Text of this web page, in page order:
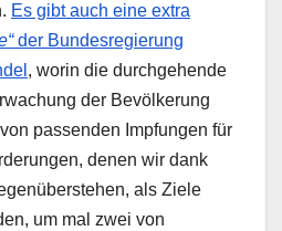
Es gibt auch eine extra
der Bundesregierung
, worin die durchgehende
der Bevölkerung
passenden Impfungen für
denen wir dank
als Ziele
um mal zwei von